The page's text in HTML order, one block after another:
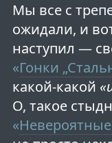
Мы все с
ожидали, и
наступил —
«Гонки
какой-какой
О, такое
«